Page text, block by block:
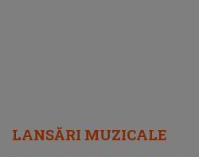
LANSĂRI MUZICALE